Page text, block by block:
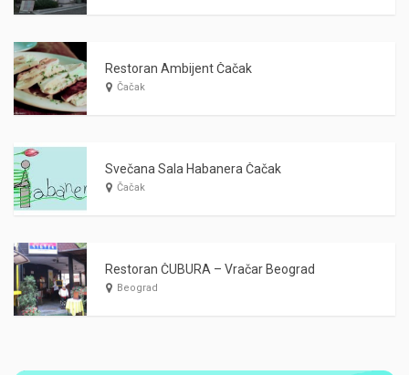
Restoran Ambijent Čačak
Čačak
Svečana Sala Habanera Čačak
Čačak
Restoran ČUBURA – Vračar Beograd
Beograd